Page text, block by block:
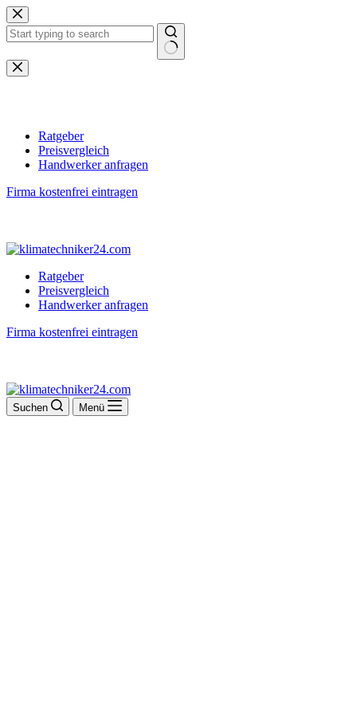
Zum
Inhalt
springen
Keine
Ergebnisse
Ratgeber
Preisvergleich
Handwerker anfragen
Firma kostenfrei eintragen
Ratgeber
Preisvergleich
Handwerker anfragen
Firma kostenfrei eintragen
Suchen Menü